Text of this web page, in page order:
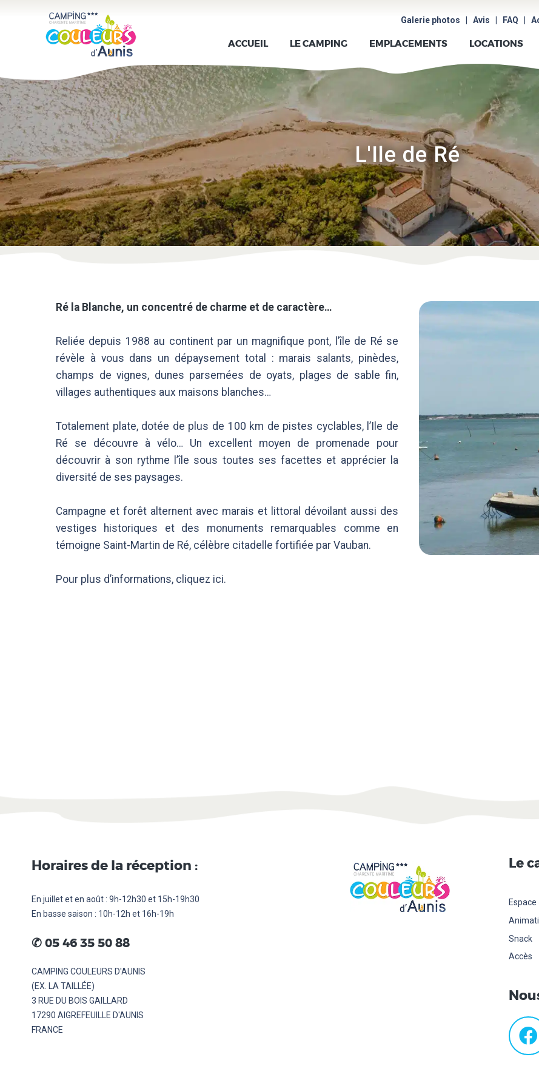
Galerie photos |Avis FAQ |
ACCUEIL LE CAMPING EMPLACEMENTS LOCATIONS
LE CAMPING
EMPLACEMENTS
LOCATIONS
AUX
ALENTOURS
PHOTOS
AVIS
ACCÈS
CONTACT
L'Ile de Ré
Ré la Blanche, un concentré de charme et de caractère…
Reliée depuis 1988 au continent par un magnifique pont, l’île de Ré se
révèle à vous dans un dépaysement total : marais salants, pinèdes,
champs de vignes, dunes parsemées de oyats, plages de sable fin,
villages authentiques aux maisons blanches…
Totalement plate, dotée de plus de 100 km de pistes cyclables, l’Ile de
Ré se découvre à vélo… Un excellent moyen de promenade pour
découvrir à son rythme l’île sous toutes ses facettes et apprécier la
diversité de ses paysages.
Campagne et forêt alternent avec marais et littoral dévoilant aussi des
vestiges historiques et des monuments remarquables comme en
témoigne Saint-Martin de Ré, célèbre citadelle fortifiée par Vauban.
Pour plus d’informations, cliquez ici.
Horaires de la réception :
En juillet et en août : 9h-12h30 et 15h-19h30
En basse saison : 10h-12h et 16h-19h
✆05 46 35 50 88
CAMPING COULEURS D'AUNIS
(EX. LA TAILLÉE)
3 RUE DU BOIS GAILLARD
17290 AIGREFEUILLE D'AUNIS
FRANCE
Le
Snack
Accès